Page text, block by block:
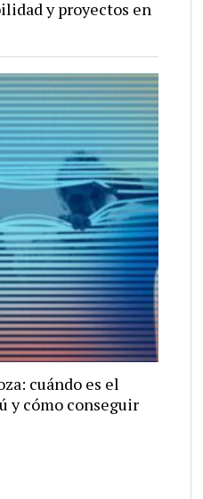
y proyectos en
cuándo es el
y cómo conseguir